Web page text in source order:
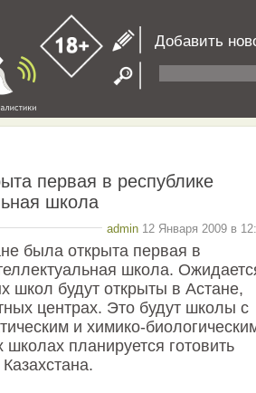
Добавить
первая в республике
школа
admin 12 Января 2009 в
была открыта первая в
школа.
школ будут открыты в Астане,
центрах. Это будут школы с
и химико-
школах планируется готовить